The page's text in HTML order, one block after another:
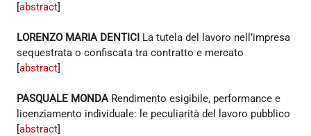
[abstract]
LORENZO MARIA DENTICI La tutela del lavoro nell’impresa
sequestrata o confiscata tra contratto e mercato
[abstract]
PASQUALE MONDARendimento esigibile, performance e
licenziamento individuale: le peculiarità del lavoro pubblico
[abstract]